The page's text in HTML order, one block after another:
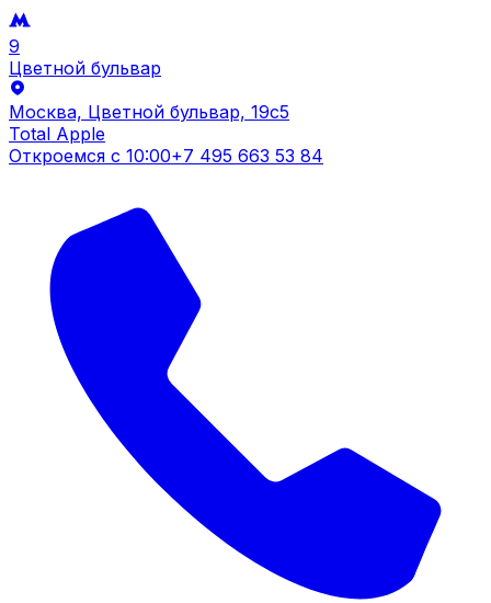
9
Цветной бульвар
Москва, Цветной бульвар, 19c5
Total Apple
Откроемся с 10:00+7 495 663 53 84